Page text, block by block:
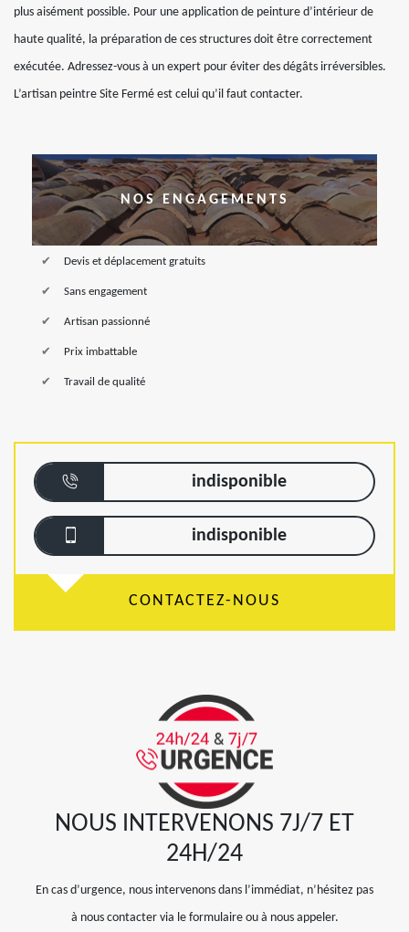
plus aisément possible. Pour une application de peinture d’intérieur de
haute qualité, la préparation de ces structures doit être correctement
exécutée. Adressez-vous à un expert pour éviter des dégâts irréversibles.
L’artisan peintre Site Fermé est celui qu’il faut contacter.
NOS ENGAGEMENTS
Devis et déplacement gratuits
Sans engagement
Artisan passionné
Prix imbattable
Travail de qualité
indisponible
indisponible
CONTACTEZ-NOUS
NOUS INTERVENONS 7J/7 ET
24H/24
En cas d’urgence, nous intervenons dans l’immédiat, n’hésitez pas
à nous contacter via le formulaire ou à nous appeler.